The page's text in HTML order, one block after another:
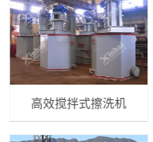
高效搅拌式擦洗机